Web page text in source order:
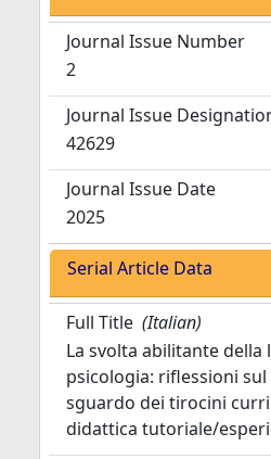
Journal Issue Number
2
Journal Issue
42629
Journal Issue Date
2025
Serial Article Data
Full Title (Italian)
La svolta abilitante della
psicologia: riflessioni
sguardo dei tirocini
didattica tutoriale/